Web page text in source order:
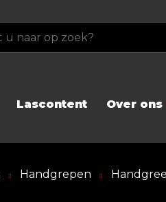
Lascontent Over ons
Handgrepen